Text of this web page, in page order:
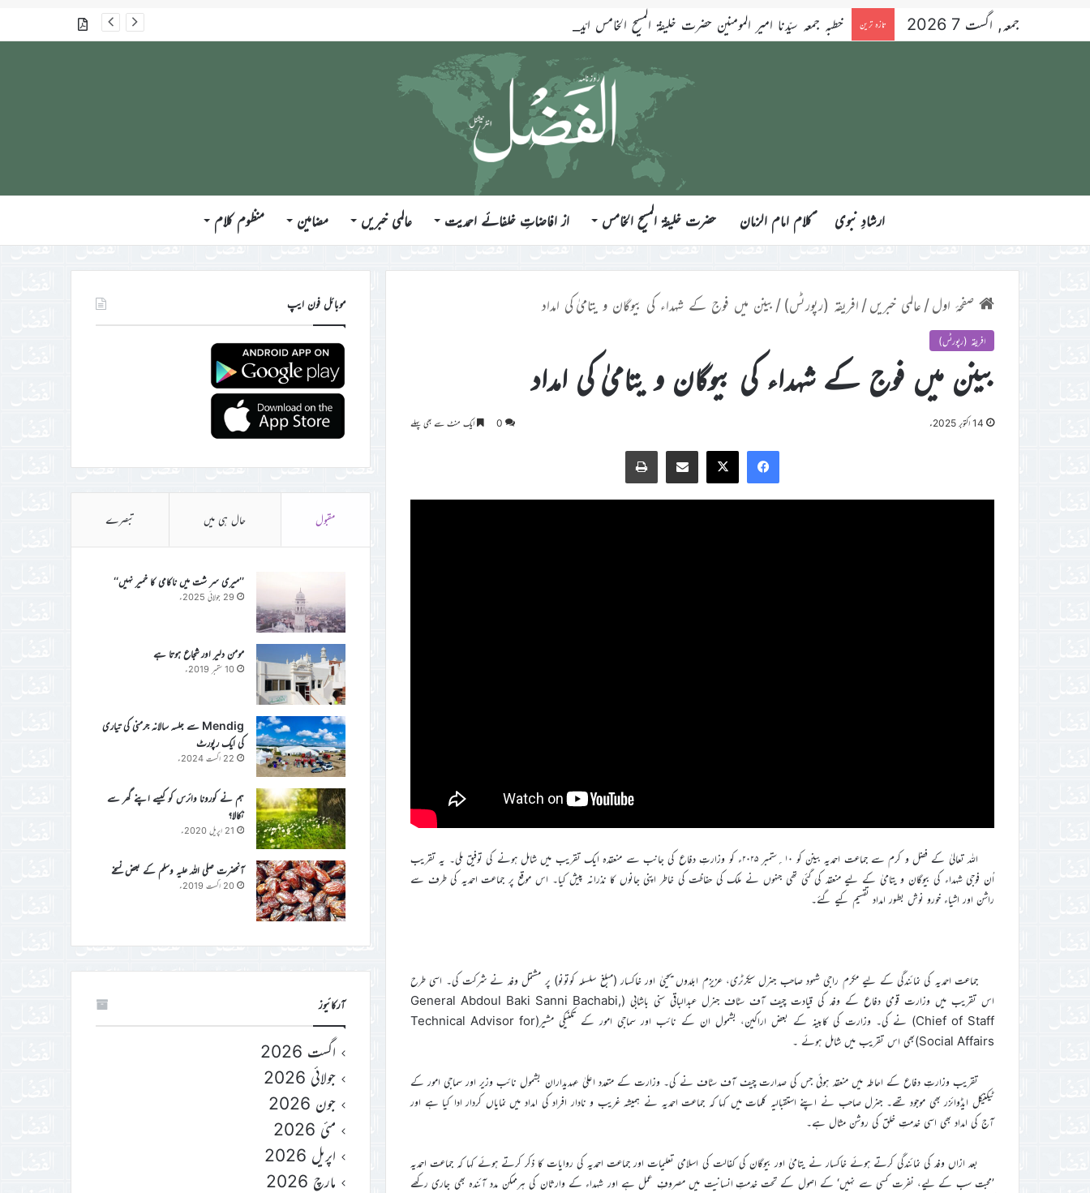
جمعہ, اگست 7 2026 تازہ ترین خطبہ جمعہ سیّدنا امیر المومنین حضرت خلیفۃ المسیح الخامس ایّدہ اللہ تعالیٰ بنصرہ العزیز فرمودہ 17؍جولائی 2026ء گذشتہ شمارے
ارشادِ نبوی ؑکلام امام الزمان حضرت خلیفۃ المسیح الخامس از افاضاتِ خلفائے احمدیت عالمی خبریں مضامین منظوم کلام
صفحۂ اول/ عالمی خبریں/ افریقہ (رپورٹس) / بینن میں فوج کے شہداء کی بیوگان و یتامیٰ کی امداد
افریقہ (رپورٹس)
بینن میں فوج کے شہداء کی بیوگان و یتامیٰ کی امداد
14 اکتوبر 2025ء 0 ایک منٹ سے بھی پہلے
Facebook
X
Share via Email
Print
اللہ تعالیٰ کے فضل و کرم سے جماعت احمدیہ بینن کو ۱۰؍ستمبر ۲۰۲۵ء کو وزارتِ دفاع کی جانب سے منعقدہ ایک تقریب میں شامل ہونے کی توفیق ملی۔ یہ تقریب
اُن فوجی شہداء کی بیوگان و یتامیٰ کے لیے منعقد کی گئی تھی جنہوں نے ملک کی حفاظت کی خاطر اپنی جانوں کا نذرانہ پیش کیا۔ اس موقع پر جماعت احمدیہ کی طرف سے
راشن اور اشیاء خورو نوش بطور امداد تقسیم کیے گئے۔
جماعت احمدیہ کی نمائندگی کے لیے مکرم راجی شہود صاحب جنرل سیکرٹری، عزیزم ابلدوں یحییٰ اور خاکسار (مبلغ سلسلہ کوتونو) پر مشتمل وفد نے شرکت کی۔ اسی طرح
اس تقریب میں وزارت قومی دفاع کے وفد کی قیادت چیف آف سٹاف جنرل عبدالباقی سنی باشابی (General Abdoul Baki Sanni Bachabi,
Chief of Staff) نے کی۔ وزارت کی کابینہ کے بعض اراکین، بشمول ان کے نائب اور سماجی امور کے تکنیکی مشیر(Technical Advisor for
Social Affairs)بھی اس تقریب میں شامل ہوئے ۔
تقریب وزارتِ دفاع کے احاطہ میں منعقد ہوئی جس کی صدارت چیف آف سٹاف نے کی۔ وزارت کے متعدد اعلیٰ عہدیداران بشمول نائب وزیر اور سماجی امور کے
ٹیکنیکل ایڈوائزر بھی موجود تھے۔ جنرل صاحب نے اپنے استقبالیہ کلمات میں کہا کہ جماعت احمدیہ نے ہمیشہ غریب و نادار افراد کی امداد میں نمایاں کردار ادا کیا ہے اور
آج کی امداد بھی اسی خدمتِ خلق کی روشن مثال ہے۔
بعد ازاں وفد کی نمائندگی کرتے ہوئے خاکسار نے یتامیٰ اور بیوگان کی کفالت کی اسلامی تعلیمات اور جماعت احمدیہ کی روایات کا ذکر کرتے ہوئے کہا کہ جماعت احمدیہ
’محبت سب کے لیے، نفرت کسی سے نہیں‘ کے اصول کے تحت خدمتِ انسانیت میں مصروفِ عمل ہے اور شہداء کے وارثان کی ہرممکن مدد آئندہ بھی جاری رکھے
موبائل فون ایپ
مقبول حال ہی میں تبصرے
’’میری سر شت میں ناکامی کا خمیر نہیں‘‘
29 جولائی 2025ء
مومن دلیر اور شجاع ہوتا ہے
10 ستمبر 2019ء
Mendig سے جلسہ سالانہ جرمنی کی تیاری
کی ایک رپورٹ
22 اگست 2024ء
ہم نے کورونا وائرس کو کیسے اپنے گھر سے
نکالا؟
21 اپریل 2020ء
آنحضرت صلی اللہ علیہ وسلم کے بعض نسخے
20 اگست 2019ء
آرکائیوز
اگست 2026
جولائی 2026
جون 2026
مئی 2026
اپریل 2026
مارچ 2026